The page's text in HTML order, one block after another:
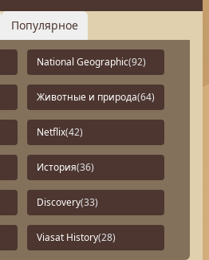
Популярное
National Geographic(92)
Животные и природа(64)
Netflix(42)
История(36)
Discovery(33)
Viasat History(28)